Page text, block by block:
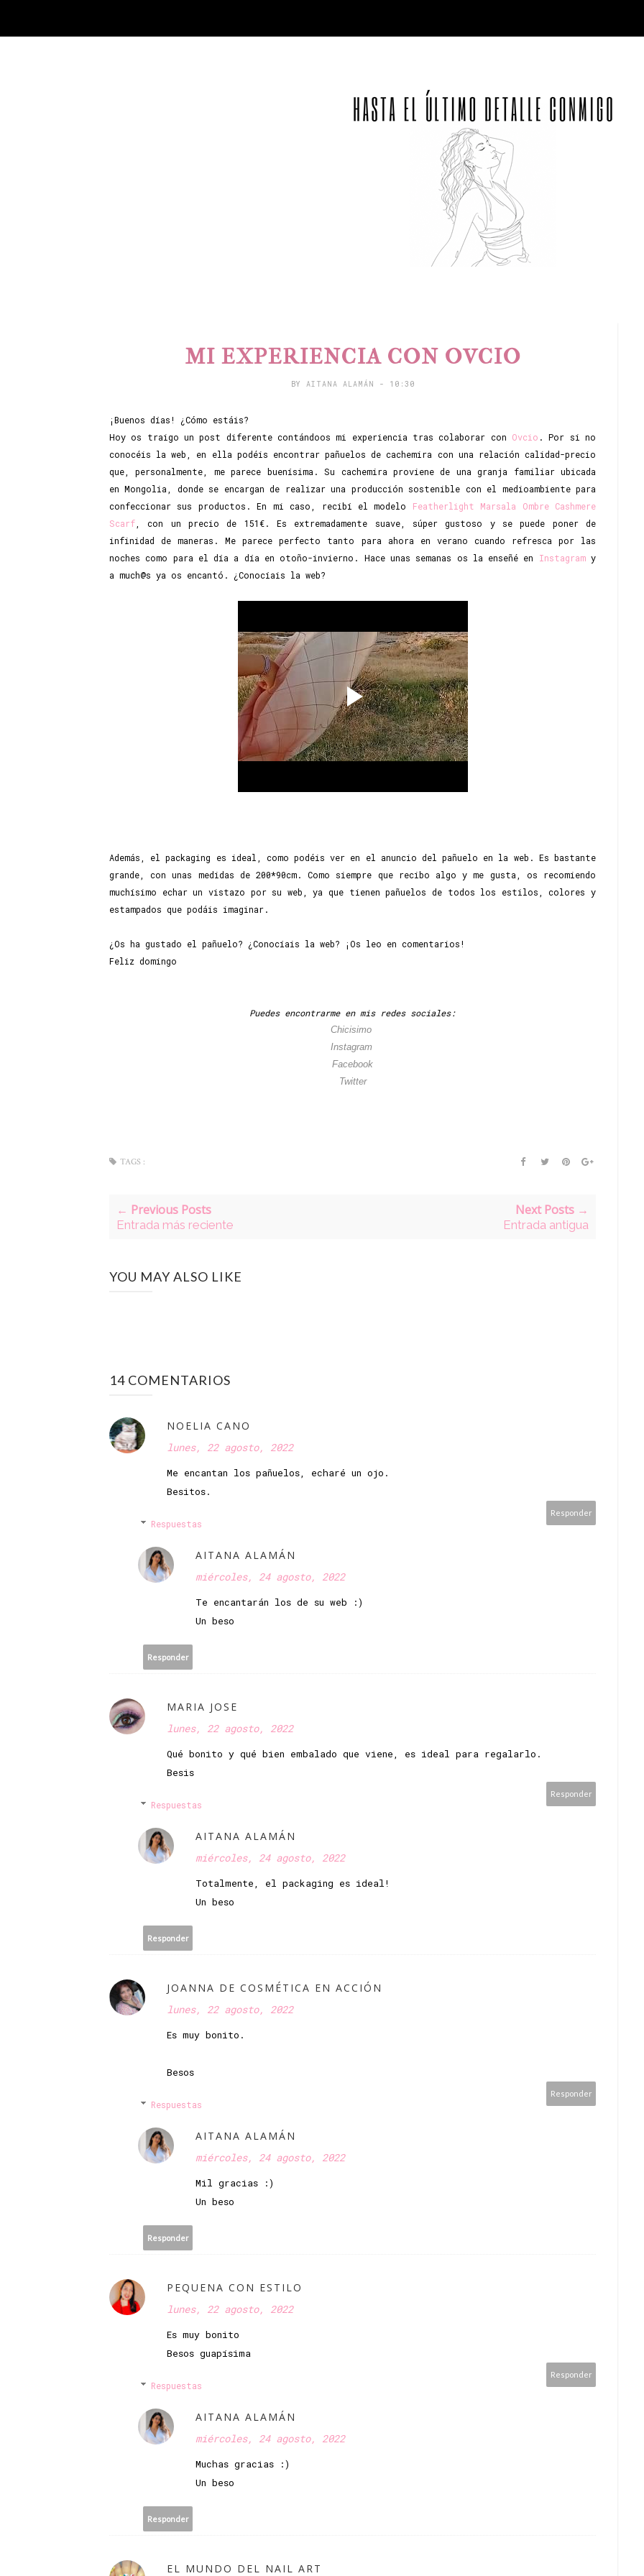
MI EXPERIENCIA CON OVCIO
BY AITANA ALAMÁN - 10:30
¡Buenos días! ¿Cómo estáis?
Hoy os traigo un post diferente contándoos mi experiencia tras colaborar con Ovcio . Por si no
conocéis la web, en ella podéis encontrar pañuelos de cachemira con una relación calidad-precio
que, personalmente, me parece buenísima. Su cachemira proviene de una granja familiar ubicada
en Mongolia, donde se encargan de realizar una producción sostenible con el medioambiente para
confeccionar sus productos. En mi caso, recibí el modelo Featherlight Marsala Ombre Cashmere
Scarf , con un precio de 151€. Es extremadamente suave, súper gustoso y se puede poner de
infinidad de maneras. Me parece perfecto tanto para ahora en verano cuando refresca por las
noches como para el día a día en otoño-invierno. Hace unas semanas os la enseñé en Instagramy
a much@s ya os encantó. ¿Conocíais la web?
Además, el packaging es ideal, como podéis ver en el anuncio del pañuelo en la web. Es bastante
grande, con unas medidas de 200*90cm. Como siempre que recibo algo y me gusta, os recomiendo
muchísimo echar un vistazo por su web, ya que tienen pañuelos de todos los estilos, colores y
estampados que podáis imaginar.
¿Os ha gustado el pañuelo? ¿Conocíais la web? ¡Os leo en comentarios!
Feliz domingo
Puedes encontrarme en mis redes sociales:
Chicisimo
Instagram
Facebook
Twitter
TAGS :
← Previous Posts
Entrada más reciente
Next Posts →
Entrada antigua
YOU MAY ALSO LIKE
14 COMENTARIOS
NOELIA CANO
lunes, 22 agosto, 2022
Me encantan los pañuelos, echaré un ojo.
Besitos.
Responder
Respuestas
AITANA ALAMÁN
miércoles, 24 agosto, 2022
Te encantarán los de su web :)
Un beso
Responder
MARIA JOSE
lunes, 22 agosto, 2022
Qué bonito y qué bien embalado que viene, es ideal para regalarlo.
Besis
Responder
Respuestas
AITANA ALAMÁN
miércoles, 24 agosto, 2022
Totalmente, el packaging es ideal!
Un beso
Responder
JOANNA DE COSMÉTICA EN ACCIÓN
lunes, 22 agosto, 2022
Es muy bonito.
Besos
Responder
Respuestas
AITANA ALAMÁN
miércoles, 24 agosto, 2022
Mil gracias :)
Un beso
Responder
PEQUENA CON ESTILO
lunes, 22 agosto, 2022
Es muy bonito
Besos guapísima
Responder
Respuestas
AITANA ALAMÁN
miércoles, 24 agosto, 2022
Muchas gracias :)
Un beso
Responder
EL MUNDO DEL NAIL ART